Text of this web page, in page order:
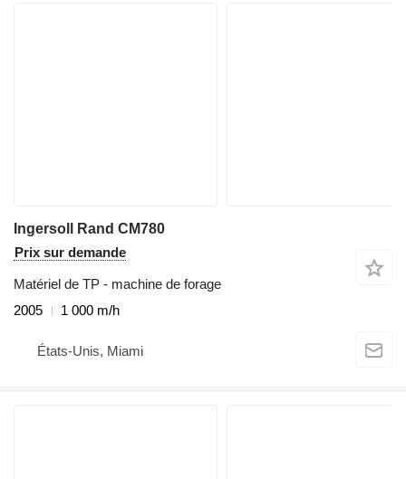
Ingersoll Rand CM780
Prix sur demande
Matériel de TP - machine de forage
2005
1 000 m/h
États-Unis, Miami